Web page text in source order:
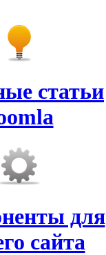
статьи
для
сайта